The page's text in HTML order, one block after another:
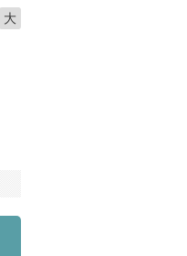
大